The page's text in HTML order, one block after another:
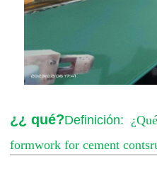
¿¿ qué?Definición:
formwork for cement